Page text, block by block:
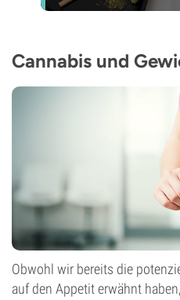
Cannabis und
Obwohl wir bereits die
auf den Appetit erwähnt